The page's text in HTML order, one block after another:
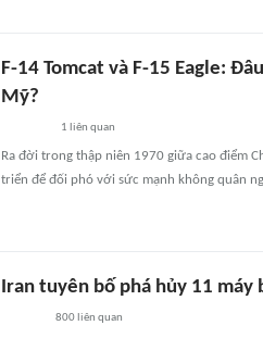
F-14 Tomcat và F-15 Eagle:
Mỹ?
1 liên quan
Ra đời trong thập niên 1970 giữa cao điểm
triển để đối phó với sức mạnh không quân
Iran tuyên bố phá hủy 11 máy
800liên quan